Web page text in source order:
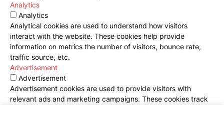
Analytics
Analytics
Analytical cookies are used to understand how visitors
interact with the website. These cookies help provide
information on metrics the number of visitors, bounce rate,
traffic source, etc.
Advertisement
Advertisement
Advertisement cookies are used to provide visitors with
relevant ads and marketing campaigns. These cookies track